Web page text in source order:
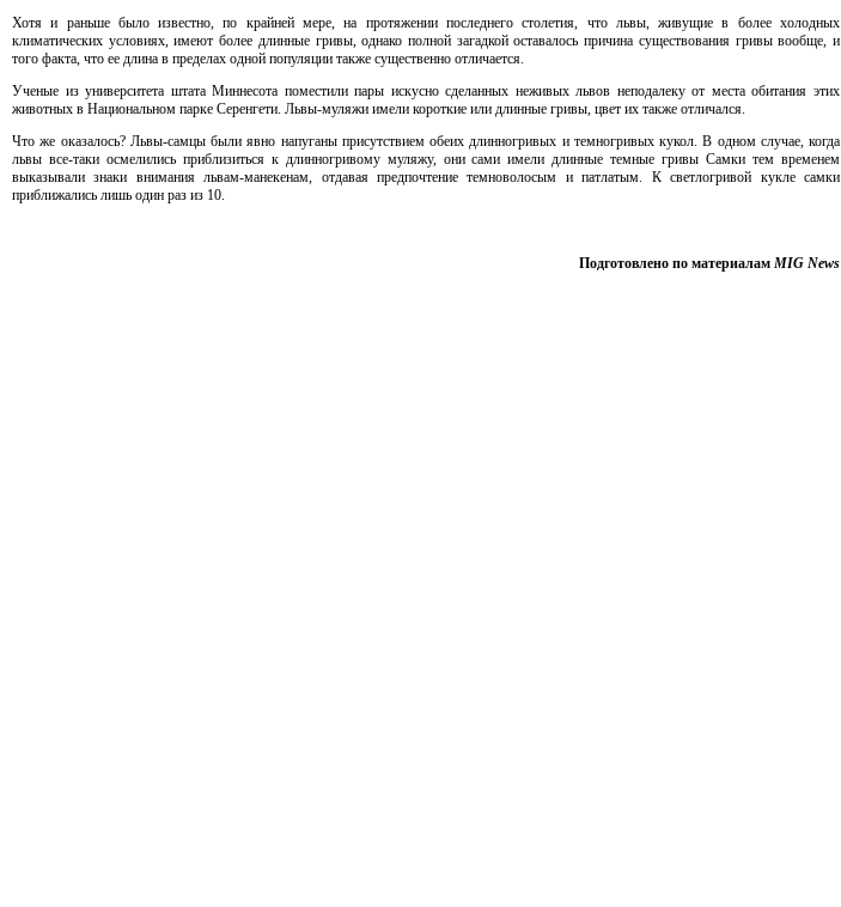
Хотя и раньше было известно, по крайней мере, на протяжении последнего столетия, что львы, живущие в более холодных
климатических условиях, имеют более длинные гривы, однако полной загадкой оставалось причина существования гривы вообще, и
того факта, что ее длина в пределах одной популяции также существенно отличается.
Ученые из университета штата Mиннесота поместили пары искусно сделанных неживых львов неподалеку от места обитания этих
животных в Национальном парке Серенгети. Львы-муляжи имели короткие или длинные гривы, цвет их также отличался.
Что же оказалось? Львы-самцы были явно напуганы присутствием обеих длинногривых и темногривых кукол. В одном случае, когда
львы все-таки осмелились приблизиться к длинногривому муляжу, они сами имели длинные темные гривы Самки тем временем
выказывали знаки внимания львам-манекенам, отдавая предпочтение темноволосым и патлатым. К светлогривой кукле самки
приближались лишь один раз из 10.
Подготовлено по материалам MIG News